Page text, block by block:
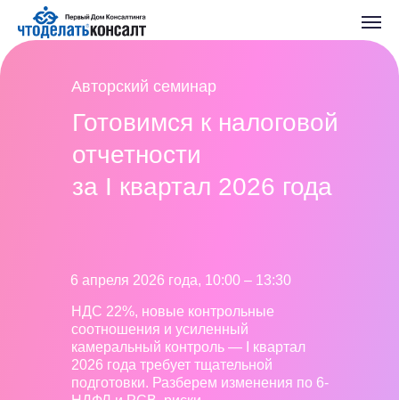
Готовимся к налоговой
отчетности
за I квартал 2026 года
6 апреля 2026 года, 10:00 ‒ 13:30
Авторский семинар
НДС 22%, новые контрольные
соотношения и усиленный
камеральный контроль — I квартал
2026 года требует тщательной
подготовки. Разберем изменения по 6-